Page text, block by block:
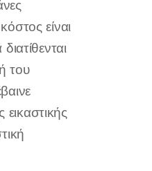
είναι
του